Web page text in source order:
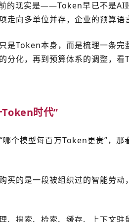
的现实是——Token早已不是AI
走向多单位并存，企业的预算语
是Token本身，而是梳理一条完
分化，再到预算体系的调整，
时代”
个模型每百万Token更贵”，那
买的是一段被组织过的智能劳动
、搜索、检索、缓存、上下文驻